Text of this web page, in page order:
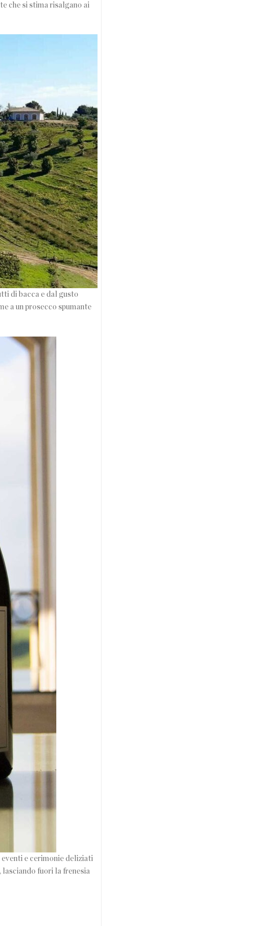
che si stima risalgano ai
di bacca e dal gusto
a un prosecco spumante
e cerimonie deliziati
fuori la frenesia